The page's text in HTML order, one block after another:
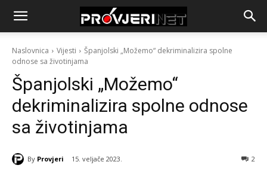
Naslovnica Vijesti
Španjolski „Možemo“ dekriminalizira spolne
odnose sa životinjama
Španjolski „Možemo“
dekriminalizira spolne odnose
sa životinjama
By Provjeri 15. veljače 2023. 2